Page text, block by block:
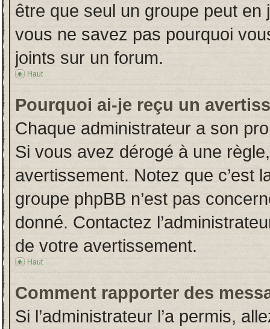
être que seul un groupe peut en
vous ne savez pas pourquoi
joints sur un forum.
Haut
Pourquoi ai-je reçu un
Chaque administrateur a son
Si vous avez dérogé à une
avertissement. Notez que c’est
groupe phpBB n’est pas
donné. Contactez
de votre avertissement.
Haut
Comment rapporter des
Si l’administrateur l’a permis,